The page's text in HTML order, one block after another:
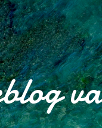
Doorgaan naar